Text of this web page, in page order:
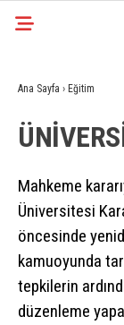
Ana Sayfa › Eğitim
Mahkeme
Üniversitesi
öncesinde
kamuoyunda
tepkilerin
düzenleme